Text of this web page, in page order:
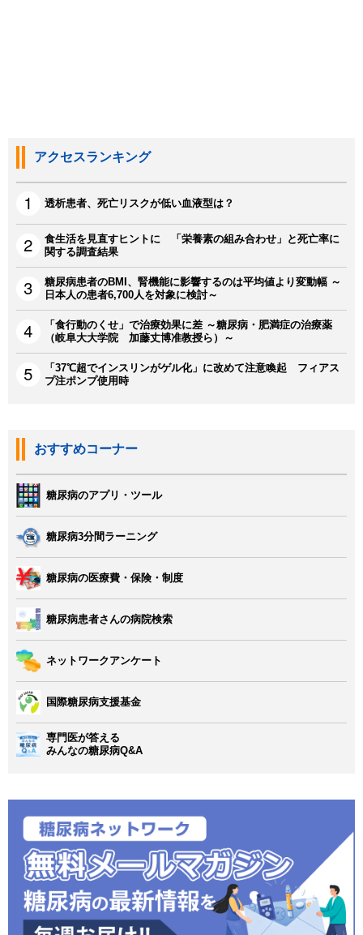
アクセスランキング
透析患者、死亡リスクが低い血液型は？
食生活を見直すヒントに 「栄養素の組み合わせ」と死亡率に
関する調査結果
糖尿病患者のBMI、腎機能に影響するのは平均値より変動幅 ～
日本人の患者6,700人を対象に検討～
「食行動のくせ」で治療効果に差 ～糖尿病・肥満症の治療薬
（岐阜大大学院 加藤丈博准教授ら）～
「37℃超でインスリンがゲル化」に改めて注意喚起 フィアス
プ注ポンプ使用時
おすすめコーナー
糖尿病のアプリ・ツール
糖尿病3分間ラーニング
糖尿病の医療費・保険・制度
糖尿病患者さんの病院検索
ネットワークアンケート
国際糖尿病支援基金
専門医が答える
みんなの糖尿病Q&A